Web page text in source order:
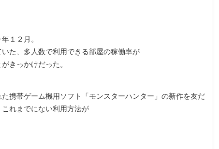
１２月。
た、多人数で利用できる部屋の稼働率が
きっかけだった。
携帯ゲーム機用ソフト「モンスターハンター」の新作を友だ
れまでにない利用方法が